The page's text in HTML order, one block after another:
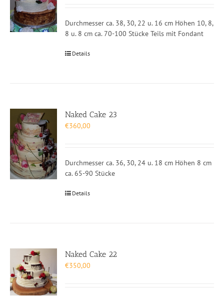
Durchmesser ca. 38, 30, 22 u. 16 cm Höhen 10, 8,
8 u. 8 cm ca. 70-100 Stücke Teils mit Fondant
Details
Naked Cake 23
€360,00
Durchmesser ca. 36, 30, 24 u. 18 cm Höhen 8 cm
ca. 65-90 Stücke
Details
Naked Cake 22
€350,00